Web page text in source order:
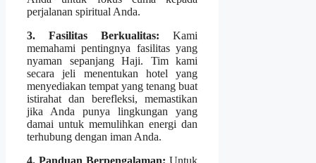
perjalanan spiritual Anda.
3. Fasilitas Berkualitas: Kami
memahami pentingnya fasilitas yang
nyaman sepanjang Haji. Tim kami
secara jeli menentukan hotel yang
menyediakan tempat yang tenang buat
istirahat dan berefleksi, memastikan
jika Anda punya lingkungan yang
damai untuk memulihkan energi dan
terhubung dengan iman Anda.
4. Panduan Berpengalaman: Untuk